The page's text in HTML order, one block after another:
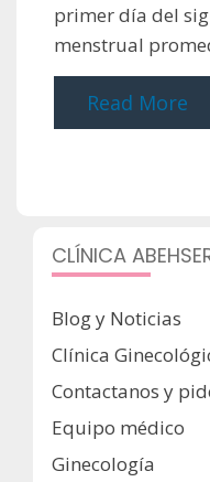
primer día del
menstrual
Read More
CLÍNICA
Blog y Noticias
Clínica
Contactanos y
Equipo médico
Ginecología